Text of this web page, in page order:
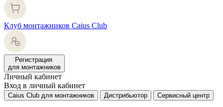
Клуб монтажников Caius Club
Регистрация
для монтажников
Личный кабинет
Вход в личный кабинет
Caius Club для монтажников Дистрибьютор Сервисный центр